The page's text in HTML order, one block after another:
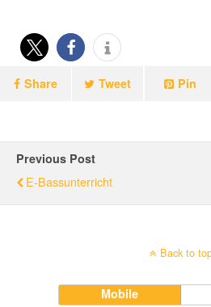
Share Tweet Pin
Previous Post
E-Bassunterricht
Back to
Mobile